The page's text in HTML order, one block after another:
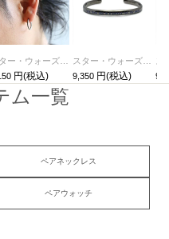
スター・ウォーズ"STARWARS™"イントロダクトメッセージフープピアス-シルバー（燻加工）/片耳
スター・ウォーズ"STARWARS™"イントロダクトメッセージバングル-ブラック
9,350
ム一覧
ペアネックレス
ペアウォッチ